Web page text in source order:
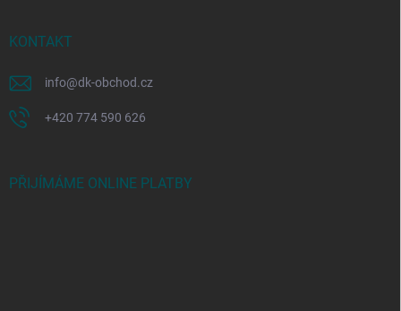
KONTAKT
info@dk-obchod.cz
+420 774 590 626
PŘIJÍMÁME ONLINE PLATBY